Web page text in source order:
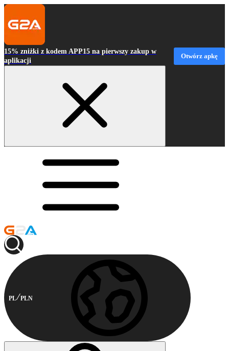
15% zniżki z kodem APP15 na pierwszy zakup w
aplikacji
Otwórz apkę
PL PLN